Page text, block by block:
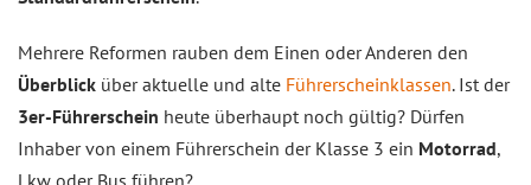
Mehrere Reformen rauben dem Einen oder Anderen den
Überblick über aktuelle und alte Führerscheinklassen. Ist der
3er-Führerschein heute überhaupt noch gültig? Dürfen
Inhaber von einem Führerschein der Klasse 3 ein Motorrad,
Lkw oder Bus führen?